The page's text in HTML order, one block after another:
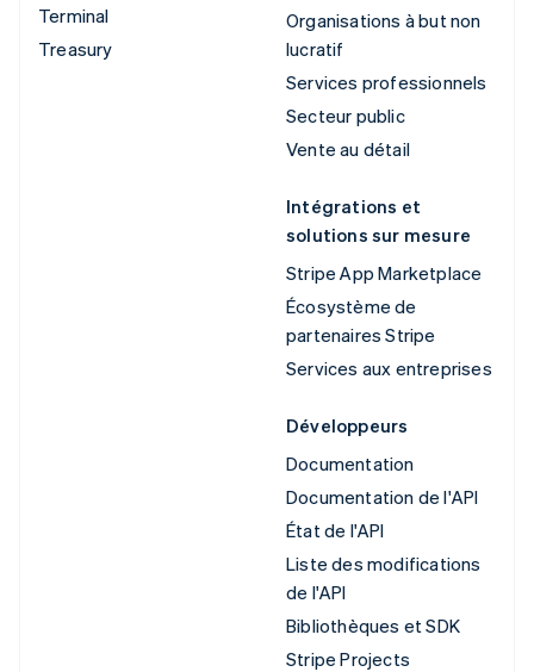
Terminal
Treasury
Organisations à but non
lucratif
Services professionnels
Secteur public
Vente au détail
Intégrations et
solutions sur mesure
Stripe App Marketplace
Écosystème de
partenaires Stripe
Services aux entreprises
Développeurs
Documentation
Documentation de l'API
État de l'API
Liste des modifications
de l'API
Bibliothèques et SDK
Stripe Projects